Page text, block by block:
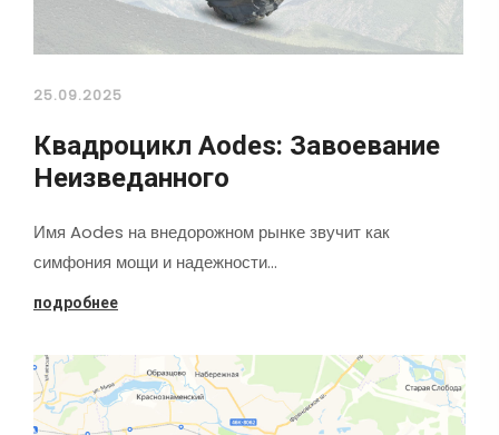
25.09.2025
Квадроцикл Aodes: Завоевание
Неизведанного
Имя Aodes на внедорожном рынке звучит как
симфония мощи и надежности…
подробнее